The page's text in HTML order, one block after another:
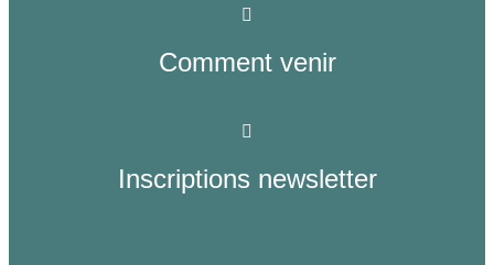
Comment venir
Inscriptions newsletter